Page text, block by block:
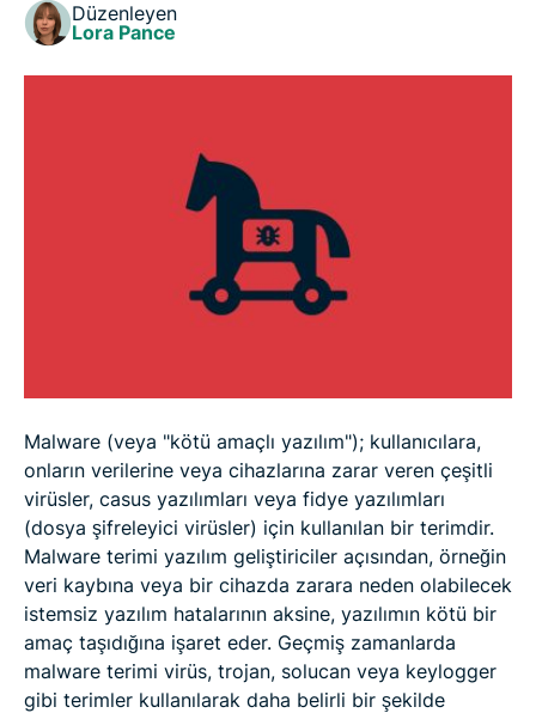
Kendinizi malware'den nasıl korursunuz
Düzenleyen
Lora Pance
Malware (veya "kötü amaçlı yazılım"); kullanıcılara,
onların verilerine veya cihazlarına zarar veren çeşitli
virüsler, casus yazılımları veya fidye yazılımları
(dosya şifreleyici virüsler) için kullanılan bir terimdir.
Malware terimi yazılım geliştiriciler açısından, örneğin
veri kaybına veya bir cihazda zarara neden olabilecek
istemsiz yazılım hatalarının aksine, yazılımın kötü bir
amaç taşıdığına işaret eder. Geçmiş zamanlarda
malware terimi virüs, trojan, solucan veya keylogger
gibi terimler kullanılarak daha belirli bir şekilde